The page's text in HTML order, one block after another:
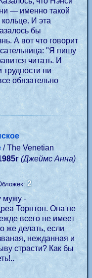
— именно такой
И эта
бы
А вот что говорит
"Я пишу
читать. И
ни
обязательно
/ The Venetian
(Джеймс Анна)
2
мужу -
Торнтон. Она не
всего не имеет
же делать, если
нежданная и
страсти? Как бы